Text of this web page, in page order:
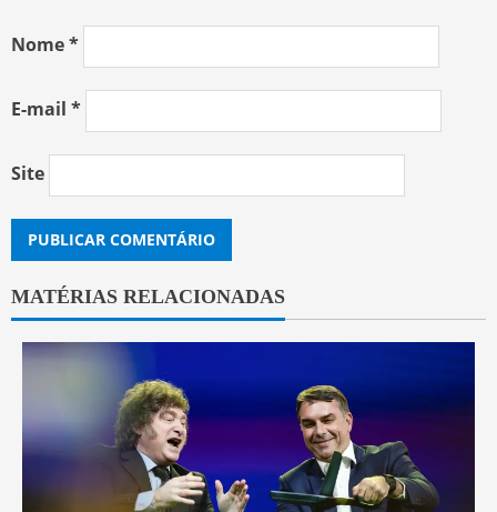
Nome*
E-mail *
Site
MATÉRIAS RELACIONADAS